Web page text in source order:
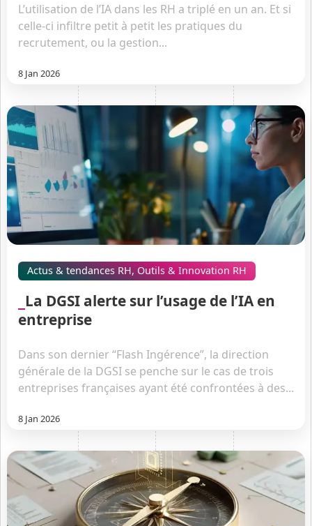
L’utilisation de l’IA dans les RH a triplé en un an. Et si
celle-ci infiltre petit à petit les pratiques du
recrutement, ou la gestion...
8 Jan 2026
Actus & tendances RH,Outils & Innovation RH
La DGSI alerte sur l’usage de l’IA en
entreprise
Dans son dernier “Flash Ingérence”, la direction
générale de la DGSI se penche sur le cas de trois
entreprises françaises ayant été confrontées à des...
8 Jan 2026